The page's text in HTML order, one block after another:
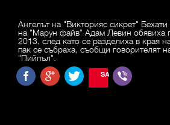
Ангелът на "Викторияс сикрет"
на "Марун файв" Адам Левин обявиха
2013, след като се разделиха в края
пак се събраха, съобщи говорителят
"Пийпъл".
SAVE